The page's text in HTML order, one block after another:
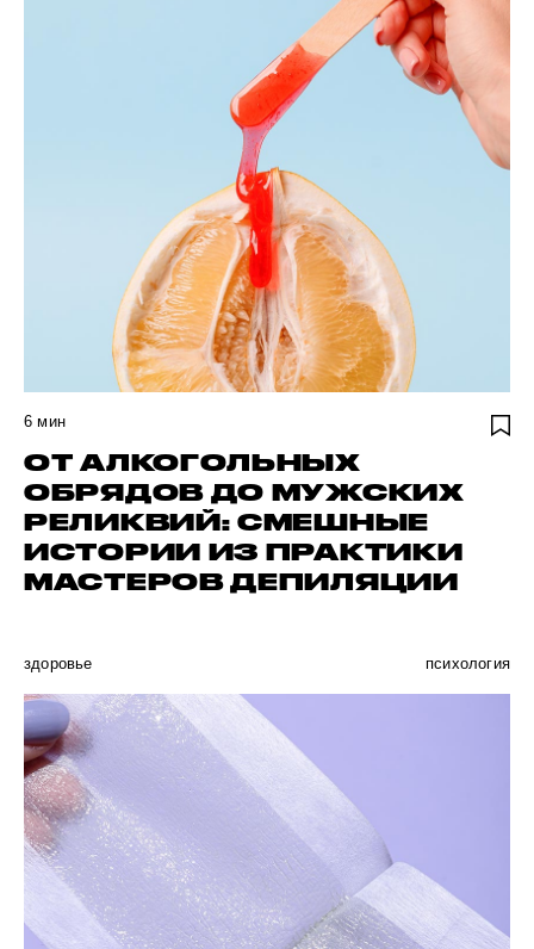
6 мин
ОТ АЛКОГОЛЬНЫХ
ОБРЯДОВ ДО МУЖСКИХ
РЕЛИКВИЙ: СМЕШНЫЕ
ИСТОРИИ ИЗ ПРАКТИКИ
МАСТЕРОВ ДЕПИЛЯЦИИ
здоровье психология